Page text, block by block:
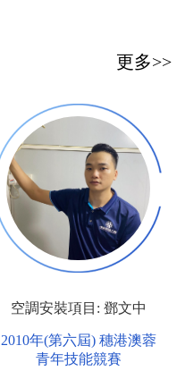
更多>>
空調安裝項目: 鄧文中
2010年(第六屆) 穗港澳蓉
青年技能競賽